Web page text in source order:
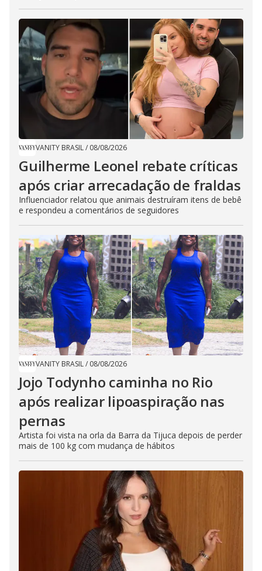
VANITY BRASIL/ 08/08/2026
Guilherme Leonel rebate críticas
após criar arrecadação de fraldas
Influenciador relatou que animais destruíram itens de bebê
e respondeu a comentários de seguidores
VANITY BRASIL/ 08/08/2026
Jojo Todynho caminha no Rio
após realizar lipoaspiração nas
pernas
Artista foi vista na orla da Barra da Tijuca depois de perder
mais de 100 kg com mudança de hábitos